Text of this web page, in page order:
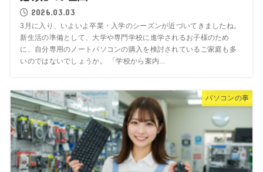
2026.03.03
3月に入り、いよいよ卒業・入学のシーズンが近づいてきましたね。
新生活の準備として、大学や専門学校に進学されるお子様のため
に、自分専用のノートパソコンの購入を検討されているご家庭も多
いのではないでしょうか。 「学校から案内...
パソコンの事